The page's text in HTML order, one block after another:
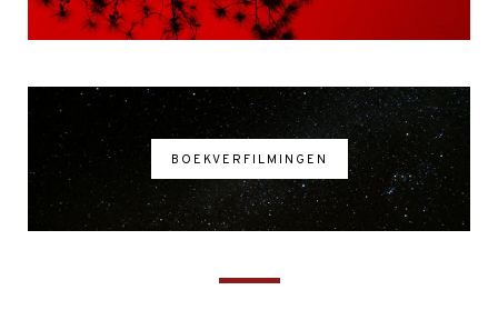
BOEKVERFILMINGEN